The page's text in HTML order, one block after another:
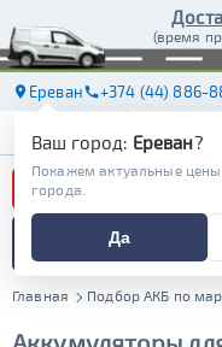
(время
Ереван +374 (44) 886-
АКБ
ПОДБОР АККУМУЛЯТОРА
СПЕЦИАЛИСТОМ
Главная Подбор АКБ по
Ваш город: Ереван?
Покажем актуальные
города.
Да